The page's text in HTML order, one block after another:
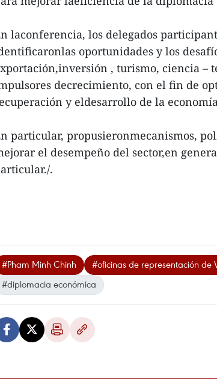
laconferencia, los delegados
oportunidades y los
, turismo, ciencia –
decrecimiento, con el fin de
y eldesarrollo de la
particular, propusieronmecanismos,
el desempeño del sector,en
.
#Pham Minh Chinh
#oficinas de representación de
#diplomacia económica